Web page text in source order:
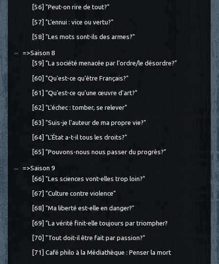
[56] "Peut-on rire de tout?"
[57] "L'ennui : vice ou vertu?"
[58] "Les mots sont-ils des armes?"
=>Saison 8
[59] "La société menacée par l'ordre/le désordre?"
[60] "Qu'est-ce qu'être Français?"
[61] "Qu'est-ce qu'une œuvre d'art?"
[62] "L'échec : tomber, se relever"
[63] "Suis-je l'auteur de ma propre vie?"
[64] "L'État a-t-il tous les droits?"
[65] "Pouvons-nous nous passer du progrès?"
=>Saison 9
[66] "Les sciences vont-elles trop loin?"
[67] "Culture contre violence"
[68] "Ma liberté est-elle en danger?"
[69] "La vérité finit-elle toujours par triompher?
[70] "Tout doit-il être fait par passion?"
[71] Café philo à la Médiathèque : Penser la mort